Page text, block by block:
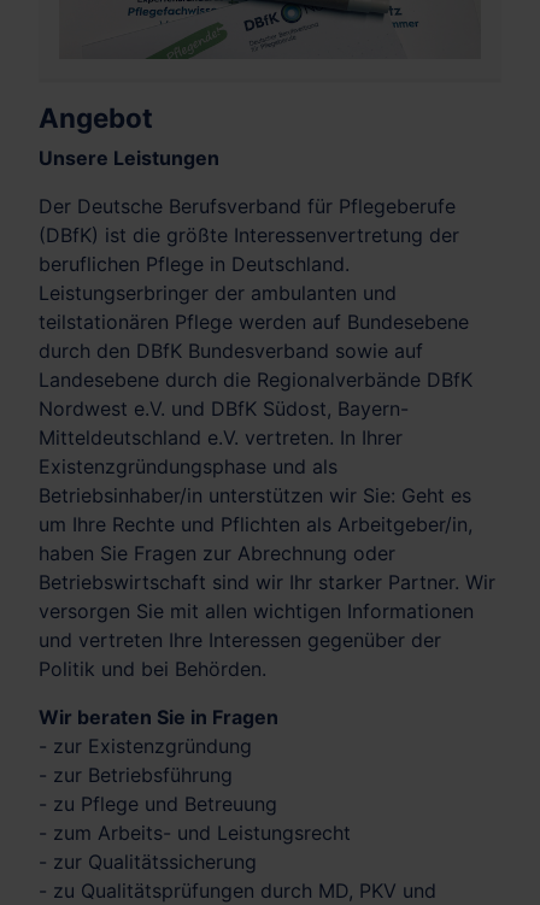
Angebot
Unsere Leistungen
Der Deutsche Berufsverband für Pflegeberufe
(DBfK) ist die größte Interessenvertretung der
beruflichen Pflege in Deutschland.
Leistungserbringer der ambulanten und
teilstationären Pflege werden auf Bundesebene
durch den DBfK Bundesverband sowie auf
Landesebene durch die Regionalverbände DBfK
Nordwest e.V. und DBfK Südost, Bayern-
Mitteldeutschland e.V. vertreten. In Ihrer
Existenzgründungsphase und als
Betriebsinhaber/in unterstützen wir Sie: Geht es
um Ihre Rechte und Pflichten als Arbeitgeber/in,
haben Sie Fragen zur Abrechnung oder
Betriebswirtschaft sind wir Ihr starker Partner. Wir
versorgen Sie mit allen wichtigen Informationen
und vertreten Ihre Interessen gegenüber der
Politik und bei Behörden.
Wir beraten Sie in Fragen
- zur Existenzgründung
- zur Betriebsführung
- zu Pflege und Betreuung
- zum Arbeits- und Leistungsrecht
- zur Qualitätssicherung
- zu Qualitätsprüfungen durch MD, PKV und